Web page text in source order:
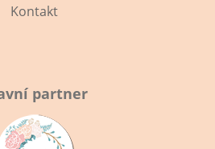
Kontakt
partner